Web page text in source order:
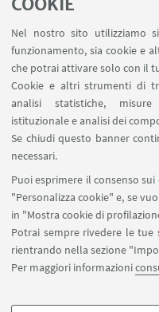
Nel nostro sito utilizziamo
funzionamento, sia cookie e
che potrai attivare solo con il
Cookie e altri strumenti di
analisi statistiche,
istituzionale e analisi dei
Se chiudi questo banner
necessari.
Puoi esprimere il consenso
"Personalizza cookie" e, se
in "Mostra cookie di
Potrai sempre rivedere le tue
rientrando nella sezione
Per maggiori informazioni
SEGUI IL